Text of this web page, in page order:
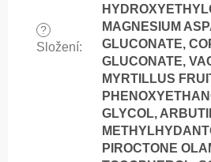
?
Složení:
MAGNESIUM
GLUCONATE,
GLUCONATE,
MYRTILLUS
GLYCOL,
PIROCTONE